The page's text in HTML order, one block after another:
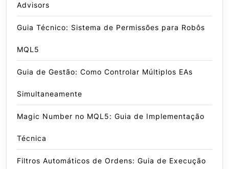
Advisors
Guia Técnico: Sistema de Permissões para Robôs
MQL5
Guia de Gestão: Como Controlar Múltiplos EAs
Simultaneamente
Magic Number no MQL5: Guia de Implementação
Técnica
Filtros Automáticos de Ordens: Guia de Execução